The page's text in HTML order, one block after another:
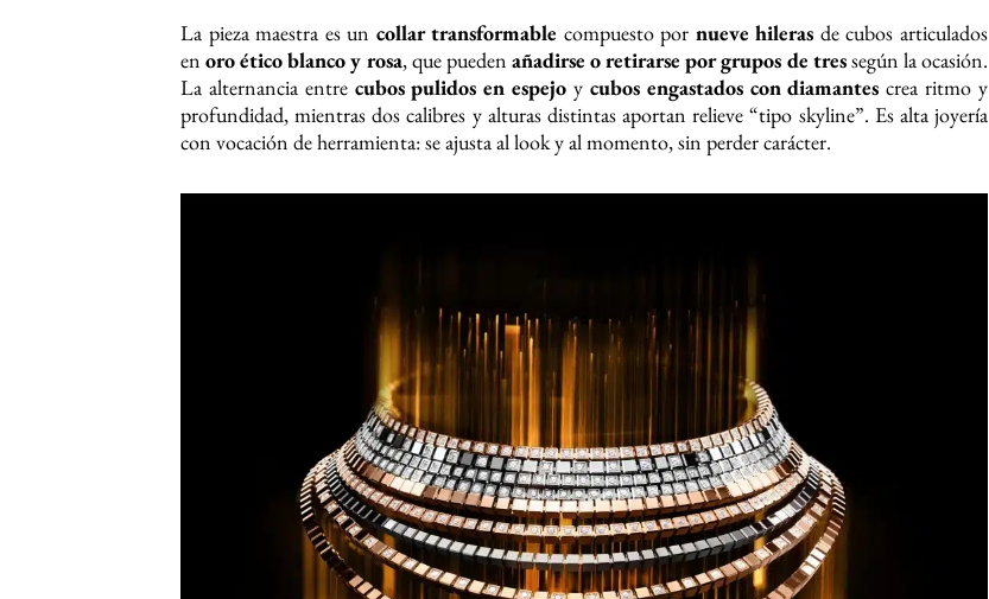
La pieza maestra es un collar transformable compuesto por nueve hileras de cubos articulados
enoro ético blanco y rosa, que pueden añadirse o retirarse por grupos de tressegún la ocasión.
La alternancia entre cubos pulidos en espejo y cubos engastados con diamantes crea ritmo y
profundidad, mientras dos calibres y alturas distintas aportan relieve “tipo skyline”. Es alta joyería
con vocación de herramienta: se ajusta al look y al momento, sin perder carácter.